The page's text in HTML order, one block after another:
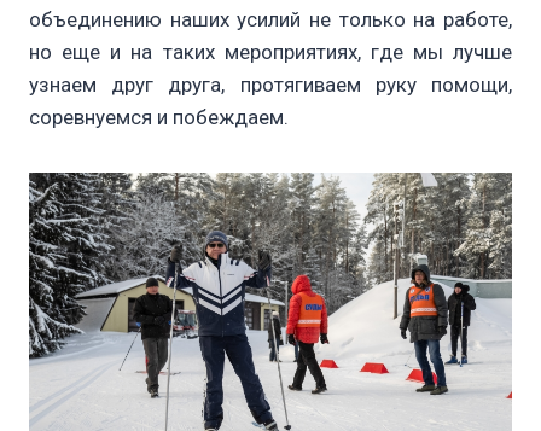
объединению наших усилий не только на работе,
но еще и на таких мероприятиях, где мы лучше
узнаем друг друга, протягиваем руку помощи,
соревнуемся и побеждаем.